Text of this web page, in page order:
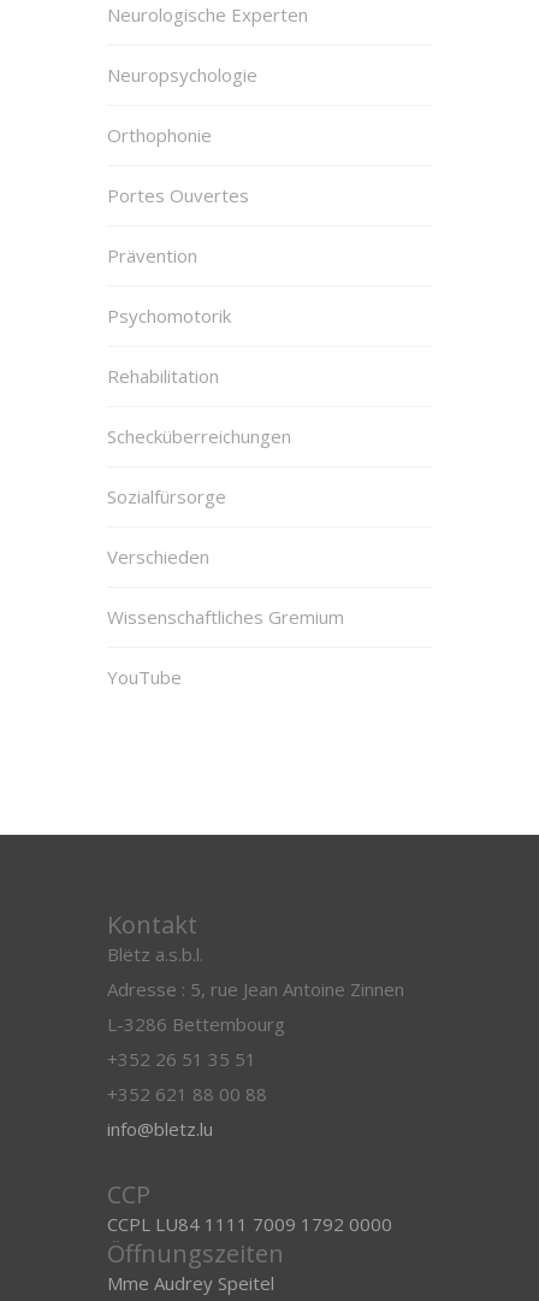
Neurologische Experten
Neuropsychologie
Orthophonie
Portes Ouvertes
Prävention
Psychomotorik
Rehabilitation
Schecküberreichungen
Sozialfürsorge
Verschieden
Wissenschaftliches Gremium
YouTube
Kontakt
Blëtz a.s.b.l.
Adresse : 5, rue Jean Antoine Zinnen
L-3286 Bettembourg
+352 26 51 35 51
+352 621 88 00 88
info@bletz.lu
CCP
CCPL LU84 1111 7009 1792 0000
Öffnungszeiten
Mme Audrey Speitel